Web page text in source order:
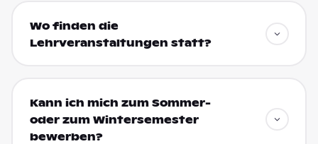
Wo finden die
Lehrveranstaltungen statt?
Kann ich mich zum Sommer-
oder zum Wintersemester
bewerben?